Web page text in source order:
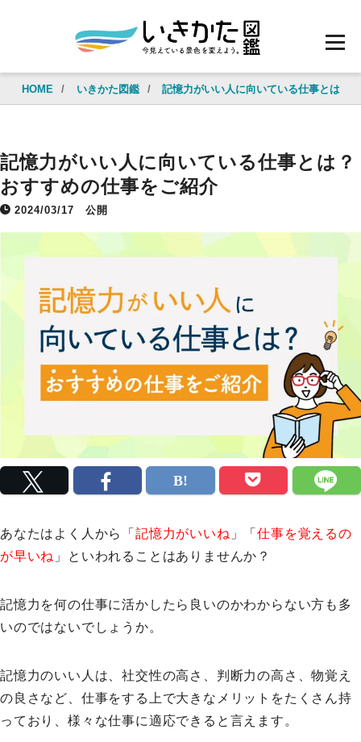
HOME / いきかた図鑑 / 記憶力がいい人に向いている仕事とは？
記憶力がいい人に向いている仕事とは？
おすすめの仕事をご紹介
2024/03/17 公開
あなたはよく人から「 記憶力がいいね 」「仕事を覚えるの
が早いね 」といわれることはありませんか？
記憶力を何の仕事に活かしたら良いのかわからない方も多
いのではないでしょうか。
記憶力のいい人は、社交性の高さ、判断力の高さ、物覚え
の良さなど、仕事をする上で大きなメリットをたくさん持
っており、様々な仕事に適応できると言えます。